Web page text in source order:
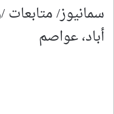
سمانيوز/
أباد، عواصم